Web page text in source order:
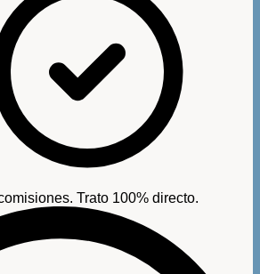
Trato 100% directo.